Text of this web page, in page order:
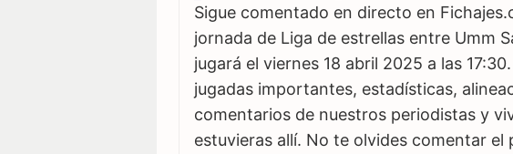
Sigue comentado en directo en
jornada de Liga de estrellas entre Umm
jugará el viernes 18 abril 2025 a las
jugadas importantes, estadísticas,
comentarios de nuestros periodistas y
estuvieras allí. No te olvides comentar